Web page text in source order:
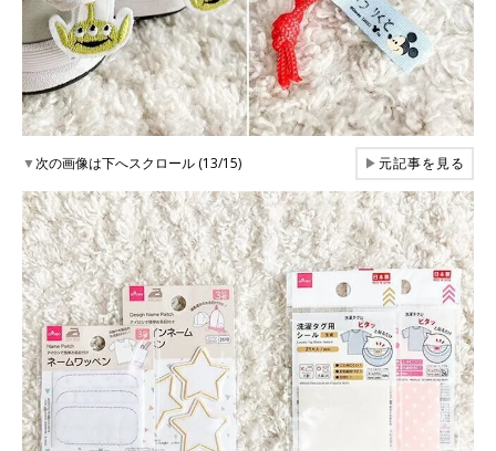
▼次の画像は下へスクロール (13/15) ▶元記事を見る